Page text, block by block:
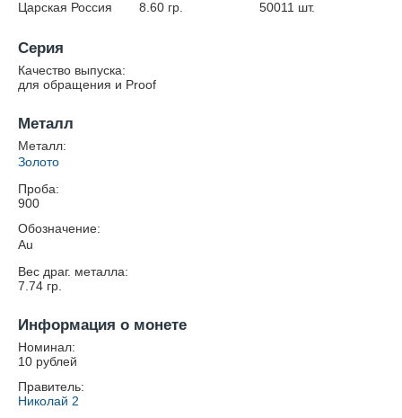
Царская Россия
8.60гр.
50011 шт.
Серия
Качество выпуска:
для обращения и Proof
Металл
Металл:
Золото
Проба:
900
Обозначение:
Au
Вес драг. металла:
7.74 гр.
Информация о монете
Номинал:
10 рублей
Правитель:
Николай 2